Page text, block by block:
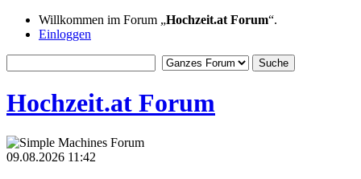
Willkommen im Forum „Hochzeit.at Forum“.
Einloggen
Hochzeit.at Forum
09.08.2026 11:42